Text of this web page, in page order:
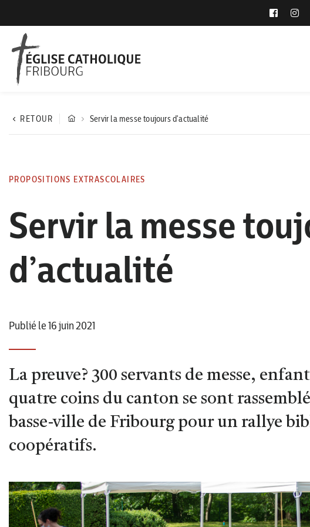
RETOUR Servir la messe toujours d'actualité
PROPOSITIONS EXTRASCOLAIRES
Servir la messe
d’actualité
Publié le 16 juin 2021
La preuve? 300 servants de messe,
quatre coins du canton se sont
basse-ville de Fribourg pour un rallye
coopératifs.